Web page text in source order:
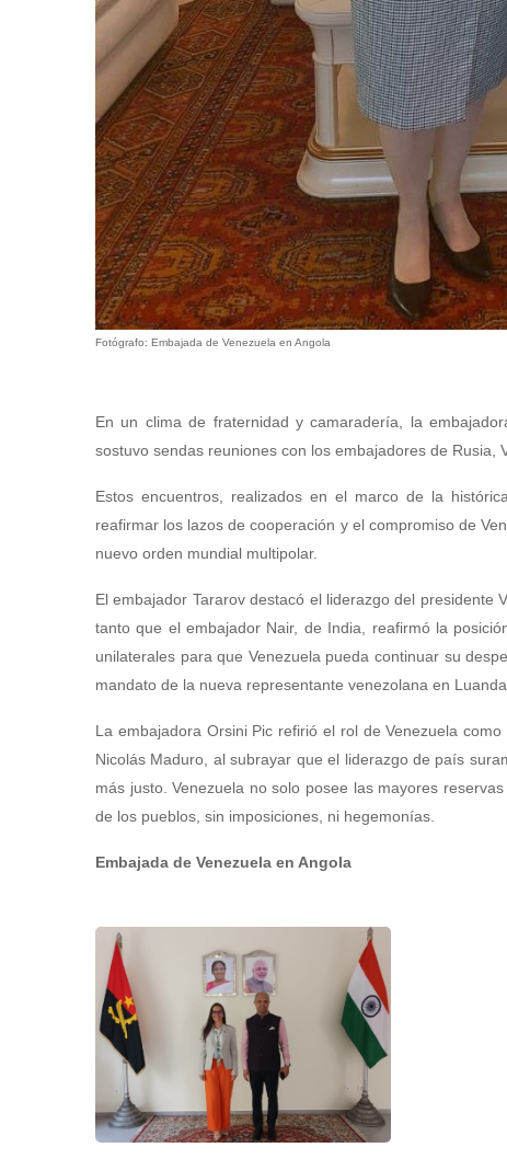
Fotógrafo: Embajada de Venezuela en Angola
En un clima de fraternidad y camaradería, la
sostuvo sendas reuniones con los embajadores de Rusia,
Estos encuentros, realizados en el marco de la
reafirmar los lazos de cooperación y el compromiso de
nuevo orden mundial multipolar.
El embajador Tararov destacó el liderazgo del
tanto que el embajador Nair, de India, reafirmó la
unilaterales para que Venezuela pueda continuar su
mandato de la nueva representante venezolana en Luanda.
La embajadora Orsini Pic refirió el rol de Venezuela
Nicolás Maduro, al subrayar que el liderazgo de país
más justo. Venezuela no solo posee las mayores
de los pueblos, sin imposiciones, ni hegemonías.
Embajada de Venezuela en Angola